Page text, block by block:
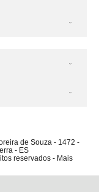
de Souza - 1472 -
- ES
reservados - Mais